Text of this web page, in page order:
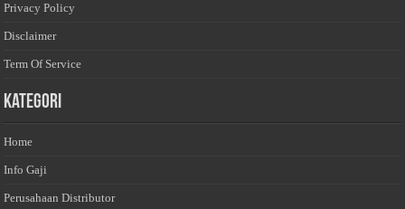
Privacy Policy
Disclaimer
Term Of Service
Kategori
Home
Info Gaji
Perusahaan Distributor